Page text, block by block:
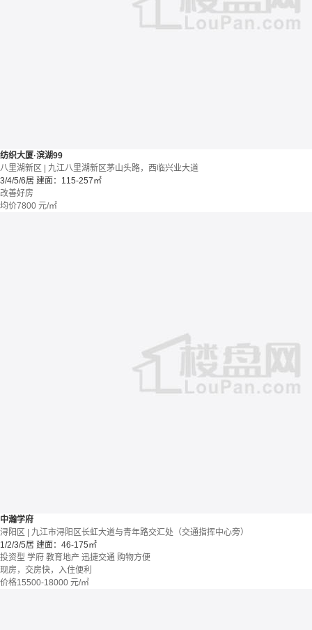
纺织大厦·滨湖99
八里湖新区 | 九江八里湖新区茅山头路，西临兴业大道
3/4/5/6居 建面：115-257㎡
改善好房
均价7800 元/㎡
中瀚学府
浔阳区 | 九江市浔阳区长虹大道与青年路交汇处（交通指挥中心旁）
1/2/3/5居 建面：46-175㎡
投资型 学府 教育地产 迅捷交通 购物方便
现房，交房快，入住便利
价格15500-18000 元/㎡